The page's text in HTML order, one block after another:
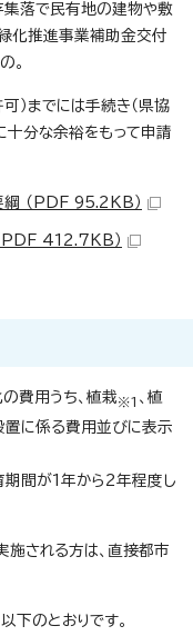
落で民有地の建物や敷
化推進事業補助金交付
。
）までには手続き（県協
十分な余裕をもって申請
（PDF 95.2KB）
PDF 412.7KB）
費用うち、植栽※1 、植
置に係る費用並びに表示
期間が1年から2年程度し
施される方は、直接都市
下のとおりです。